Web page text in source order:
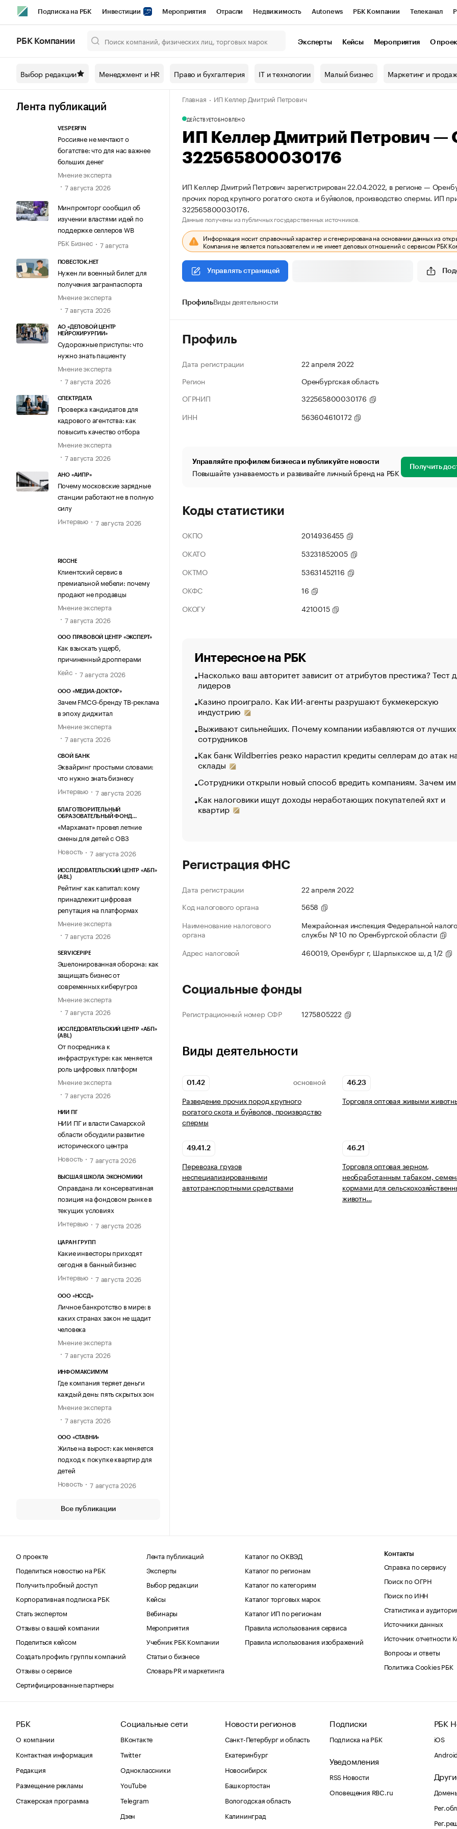
Подписка на РБК Инвестиции Мероприятия Отрасли Недвижимость Autonews РБК Компании Телеканал
Спецпроекты СПб Конференции СПб Спецпроекты Проверка контрагентов
Технологии и медиа Рынок наличной валюты
РБК Компании Эксперты Кейсы Мероприятия О
Выбор редакции Менеджмент и HR Право и бухгалтерия IT и технологии Малый бизнес Маркетинг и
Лента публикаций
VESPERFIN
Россияне не мечтают о
богатстве: что для нас важнее
больших денег
Мнение эксперта
7 августа 2026
Минпромторг сообщил об
изучении властями идей по
поддержке селлеров WB
РБК Бизнес
7 августа
ПОВЕСТОК.НЕТ
Нужен ли военный билет для
получения загранпаспорта
Мнение эксперта
7 августа 2026
АО «ДЕЛОВОЙ ЦЕНТР
НЕЙРОХИРУРГИИ»
Судорожные приступы: что
нужно знать пациенту
Мнение эксперта
7 августа 2026
СПЕКТРДАТА
Проверка кандидатов для
кадрового агентства: как
повысить качество отбора
Мнение эксперта
7 августа 2026
АНО «АИПР»
Почему московские зарядные
станции работают не в полную
силу
Интервью
7 августа 2026
RICCHE
Клиентский сервис в
премиальной мебели: почему
продают не продавцы
Мнение эксперта
7 августа 2026
ООО ПРАВОВОЙ ЦЕНТР «ЭКСПЕРТ»
Как взыскать ущерб,
причиненный дропперами
Кейс
7 августа 2026
ООО «МЕДИА-ДОКТОР»
Зачем FMCG-бренду ТВ-реклама
в эпоху диджитал
Мнение эксперта
7 августа 2026
СВОЙ БАНК
Эквайринг простыми словами:
что нужно знать бизнесу
Интервью
7 августа 2026
БЛАГОТВОРИТЕЛЬНЫЙ
ОБРАЗОВАТЕЛЬНЫЙ ФОНД
«Мархамат» провел летние
смены для детей с ОВЗ
Новость
7 августа 2026
ИССЛЕДОВАТЕЛЬСКИЙ ЦЕНТР «АБП»
(ABL)
Рейтинг как капитал: кому
принадлежит цифровая
репутация на платформах
Мнение эксперта
7 августа 2026
SERVICEPIPE
Эшелонированная оборона: как
защищать бизнес от
современных киберугроз
Мнение эксперта
7 августа 2026
ИССЛЕДОВАТЕЛЬСКИЙ ЦЕНТР «АБП»
(ABL)
От посредника к
инфраструктуре: как меняется
роль цифровых платформ
Мнение эксперта
7 августа 2026
НИИ ПГ
НИИ ПГ и власти Самарской
области обсудили развитие
исторического центра
Новость
7 августа 2026
ВЫСШАЯ ШКОЛА ЭКОНОМИКИ
Оправдана ли консервативная
позиция на фондовом рынке в
текущих условиях
Интервью
7 августа 2026
ЦАРАН ГРУПП
Какие инвесторы приходят
сегодня в банный бизнес
Интервью
7 августа 2026
ООО «НССД»
Личное банкротство в мире: в
каких странах закон не щадит
человека
Мнение эксперта
7 августа 2026
ИНФОМАКСИМУМ
Где компания теряет деньги
каждый день: пять скрытых зон
Мнение эксперта
7 августа 2026
ООО «СТАВНИ»
Жилье на вырост: как меняется
подход к покупке квартир для
детей
Новость
7 августа 2026
Все публикации
Главная ИП Келлер Дмитрий Петрович
ДЕЙСТВУЕТОБНОВЛЕНО
ИП Келлер Дмитрий Петрович
322565800030176
ИП Келлер Дмитрий Петрович зарегистрирован 22.04.2022, в регионе —
прочих пород крупного рогатого скота и буйволов, производство спермы.
322565800030176.
Данные получены из публичных государственных источников.
Информация носит справочный характер и сгенерирована на основании данных из
Компания не является пользователем и не имеет деловых отношений с сервисом РБК
Управлять страницей
ПрофильВиды деятельности
Профиль
Дата регистрации
22 апреля 2022
Регион
Оренбургская область
ОГРНИП
322565800030176
ИНН
563604610172
Управляйте профилем бизнеса и публикуйте новости
Повышайте узнаваемость и развивайте личный бренд на РБК Получить
Коды статистики
ОКПО
2014936455
ОКАТО
53231852005
ОКТМО
53631452116
ОКФС
16
ОКОГУ
4210015
Интересное на РБК
Насколько ваш авторитет зависит от атрибутов престижа? Тест
лидеров
Казино проиграло. Как ИИ-агенты разрушают букмекерскую
индустрию
Выживают сильнейших. Почему компании избавляются от лучших
сотрудников
Как банк Wildberries резко нарастил кредиты селлерам до атак
склады
Сотрудники открыли новый способ вредить компаниям. Зачем
Как налоговики ищут доходы неработающих покупателей яхт и
квартир
Регистрация ФНС
Дата регистрации
22 апреля 2022
Код налогового органа
5658
Наименование налогового
органа
Межрайонная инспекция Федеральной
службы № 10 по Оренбургской области
Адрес налоговой
460019, Оренбург г, Шарлыкское ш, д 1/2
Социальные фонды
Регистрационный номер СФР 1275805222
Виды деятельности
01.42 ОСНОВНОЙ
Разведение прочих пород крупного
рогатого скота и буйволов, производство
спермы
46.23
Торговля оптовая живыми
49.41.2
Перевозка грузов
неспециализированными
автотранспортными средствами
46.21
Торговля оптовая зерном,
необработанным табаком,
кормами для
животн…
О проекте
Поделиться новостью на РБК
Получить пробный доступ
Корпоративная подписка РБК
Стать экспертом
Отзывы о вашей компании
Поделиться кейсом
Создать профиль группы компаний
Отзывы о сервисе
Сертифицированные партнеры
Лента публикаций
Эксперты
Выбор редакции
Кейсы
Вебинары
Мероприятия
Учебник РБК Компании
Статьи о бизнесе
Словарь PR и маркетинга
Каталог по ОКВЭД
Каталог по регионам
Каталог по категориям
Каталог торговых марок
Каталог ИП по регионам
Правила использования сервиса
Правила использования изображений
Контакты
Справка по сервису
Поиск по ОГРН
Поиск по ИНН
Статистика и
Источники данных
Источник отчетности
Вопросы и ответы
Политика Cookies РБК
РБК
О компании
Контактная информация
Редакция
Размещение рекламы
Стажерская программа
Социальные сети
ВКонтакте
Twitter
Одноклассники
YouTube
Telegram
Дзен
Новости регионов
Санкт-Петербург и область
Екатеринбург
Новосибирск
Башкортостан
Вологодская область
Калининград
Подписки
Подписка на РБК
Уведомления
RSS Новости
Оповещения RBC.ru
РБК
iOS